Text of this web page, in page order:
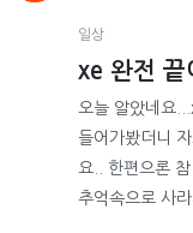
일상
xe 완전 끝
오늘 알았네요
들어가봤더니
요.. 한편으론
추억속으로 사라